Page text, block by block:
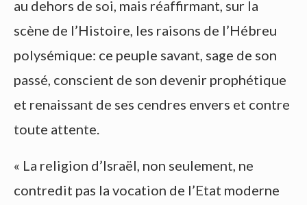
au dehors de soi, mais réaffirmant, sur la
scène de l’Histoire, les raisons de l’Hébreu
polysémique: ce peuple savant, sage de son
passé, conscient de son devenir prophétique
et renaissant de ses cendres envers et contre
toute attente.
« La religion d’Israël, non seulement, ne
contredit pas la vocation de l’Etat moderne